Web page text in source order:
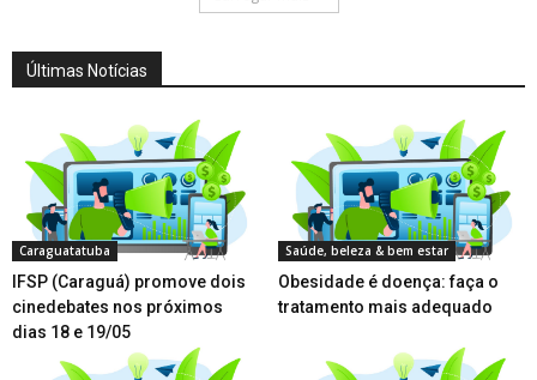
Últimas Notícias
Caraguatatuba
IFSP (Caraguá) promove dois
cinedebates nos próximos
dias 18 e 19/05
Saúde, beleza & bem estar
Obesidade é doença: faça o
tratamento mais adequado